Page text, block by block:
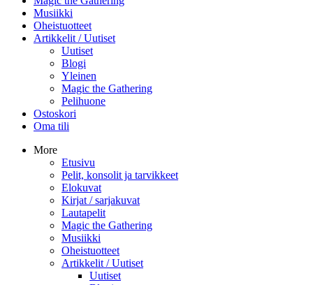
Musiikki
Oheistuotteet
Artikkelit / Uutiset
Uutiset
Blogi
Yleinen
Magic the Gathering
Pelihuone
Ostoskori
Oma tili
More
Etusivu
Pelit, konsolit ja tarvikkeet
Elokuvat
Kirjat / sarjakuvat
Lautapelit
Magic the Gathering
Musiikki
Oheistuotteet
Artikkelit / Uutiset
Uutiset